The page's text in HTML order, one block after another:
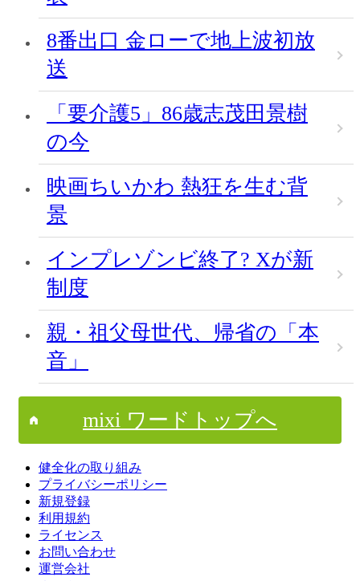
8番出口 金ローで地上波初放
送
「要介護5」86歳志茂田景樹
の今
映画ちいかわ 熱狂を生む背
景
インプレゾンビ終了? Xが新
制度
親・祖父母世代、帰省の「本
音」
mixi ワードトップへ
健全化の取り組み
プライバシーポリシー
新規登録
利用規約
ライセンス
お問い合わせ
運営会社